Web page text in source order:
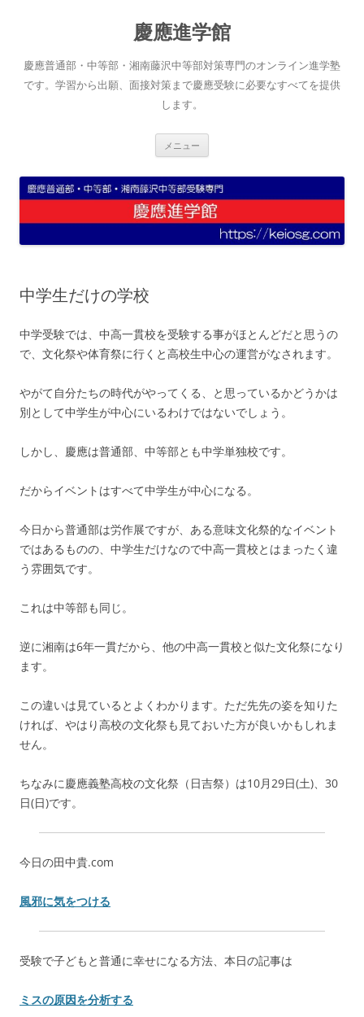
へ
ス
キ
慶應進学館
慶應普通部・中等部・湘南藤沢中等部対策専門のオンライン進学塾
です。学習から出願、面接対策まで慶應受験に必要なすべてを提供
します。
メニュー
中学生だけの学校
中学受験では、中高一貫校を受験する事がほとんどだと思うの
で、文化祭や体育祭に行くと高校生中心の運営がなされます。
やがて自分たちの時代がやってくる、と思っているかどうかは
別として中学生が中心にいるわけではないでしょう。
しかし、慶應は普通部、中等部とも中学単独校です。
だからイベントはすべて中学生が中心になる。
今日から普通部は労作展ですが、ある意味文化祭的なイベント
ではあるものの、中学生だけなので中高一貫校とはまったく違
う雰囲気です。
これは中等部も同じ。
逆に湘南は6年一貫だから、他の中高一貫校と似た文化祭になり
ます。
この違いは見ているとよくわかります。ただ先先の姿を知りた
ければ、やはり高校の文化祭も見ておいた方が良いかもしれま
せん。
ちなみに慶應義塾高校の文化祭（日吉祭）は10月29日(土)、30
日(日)です。
今日の田中貴.com
風邪に気をつける
受験で子どもと普通に幸せになる方法、本日の記事は
ミスの原因を分析する